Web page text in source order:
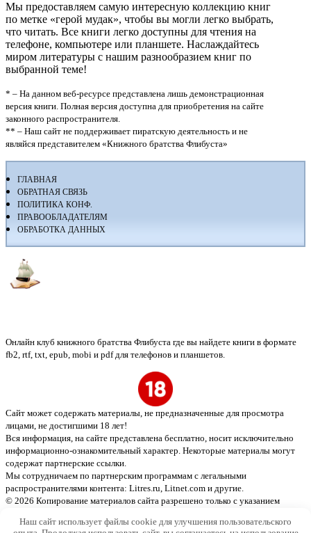
Мы предоставляем самую интересную коллекцию книг
по метке «герой мудак», чтобы вы могли легко выбрать,
что читать. Все книги легко доступны для чтения на
телефоне, компьютере или планшете. Наслаждайтесь
миром литературы с нашим разнообразием книг по
выбранной теме!
* – На данном веб-ресурсе представлена лишь демонстрационная
версия книги. Полная версия доступна для приобретения на сайте
законного распространителя.
** – Наш сайт не поддерживает пиратскую деятельность и не
являйся представителем «Книжного братства Флибуста»
ГЛАВНАЯ
ОБРАТНАЯ СВЯЗЬ
ПОЛИТИКА КОНФ.
ПРАВООБЛАДАТЕЛЯМ
ОБРАБОТКА ДАННЫХ
Онлайн клуб книжного братства Флибуста где вы найдете книги в формате
fb2, rtf, txt, epub, mobi и pdf для телефонов и планшетов.
Сайт может содержать материалы, не предназначенные для просмотра
лицами, не достигшими 18 лет!
Вся информация, на сайте представлена бесплатно, носит исключительно
информационно-ознакомительный характер. Некоторые материалы могут
содержат партнерские ссылки.
Мы сотрудничаем по партнерским программам с легальными
распространителями контента: Litres.ru, Litnet.com и другие.
© 2026 Копирование материалов сайта разрешено только с указанием
Наш сайт использует файлы cookie для улучшения пользовательского